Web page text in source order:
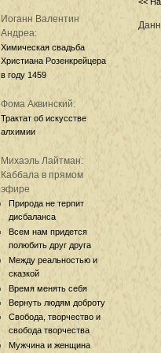
Иоганн Валентин
Андреа:
Химическая свадьба
Христиана Розенкрейцера
в году 1459
Фома Аквинский:
Трактат об искусстве
алхимии
Михаэль Лайтман:
Каббала в прямом
эфире
Природа не терпит
дисбаланса
Всем нам придется
полюбить друг друга
Между реальностью и
сказкой
Время менять себя
Вернуть людям доброту
Свобода, творчество и
свобода творчества
Мужчина и женщина